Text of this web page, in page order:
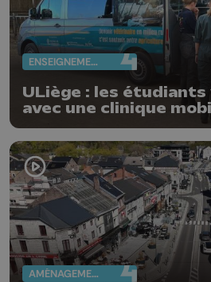
ENSEIGNEMENT
ULiège : les
avec une clinique
de Luxembourg
AMÉNAGEMENT DU TERRITOIRE